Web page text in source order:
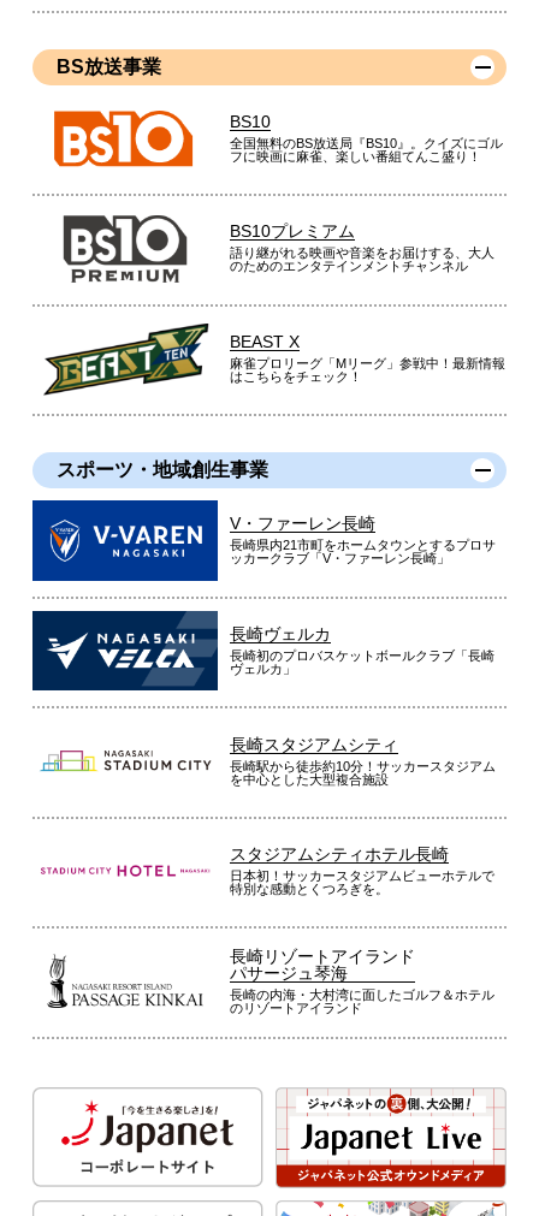
BS放送事業
BS10
全国無料のBS放送局『BS10』。クイズにゴル
フに映画に麻雀、楽しい番組てんこ盛り！
BS10プレミアム
語り継がれる映画や音楽をお届けする、大人
のためのエンタテインメントチャンネル
BEAST X
麻雀プロリーグ「Mリーグ」参戦中！最新情報
はこちらをチェック！
スポーツ・地域創生事業
V・ファーレン長崎
長崎県内21市町をホームタウンとするプロサ
ッカークラブ「V・ファーレン長崎」
長崎ヴェルカ
長崎初のプロバスケットボールクラブ「長崎
ヴェルカ」
長崎スタジアムシティ
長崎駅から徒歩約10分！サッカースタジアム
を中心とした大型複合施設
スタジアムシティホテル長崎
日本初！サッカースタジアムビューホテルで
特別な感動とくつろぎを。
長崎リゾートアイランド
パサージュ琴海
長崎の内海・大村湾に面したゴルフ＆ホテル
のリゾートアイランド